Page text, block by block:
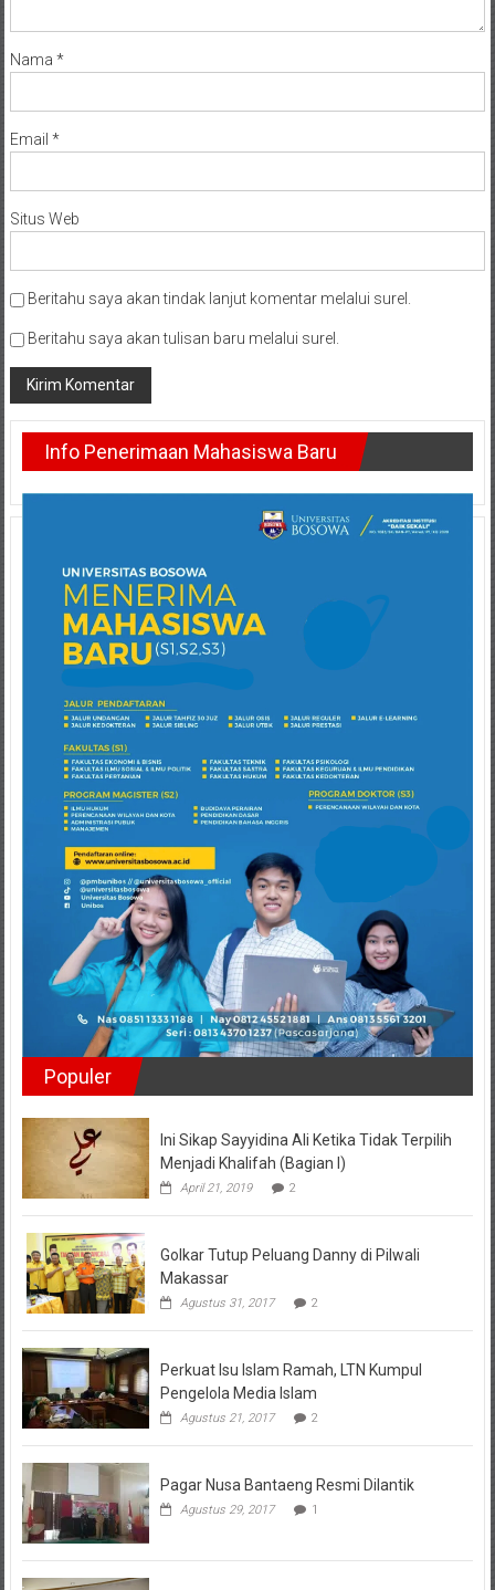
Nama *
Email *
Situs Web
Beritahu saya akan tindak lanjut komentar melalui surel.
Beritahu saya akan tulisan baru melalui surel.
Info Penerimaan Mahasiswa Baru
Populer
Ini Sikap Sayyidina Ali Ketika Tidak Terpilih
Menjadi Khalifah (Bagian I)
April 21, 2019 2
Golkar Tutup Peluang Danny di Pilwali
Makassar
Agustus 31, 2017 2
Perkuat Isu Islam Ramah, LTN Kumpul
Pengelola Media Islam
Agustus 21, 2017 2
Pagar Nusa Bantaeng Resmi Dilantik
Agustus 29, 2017 1